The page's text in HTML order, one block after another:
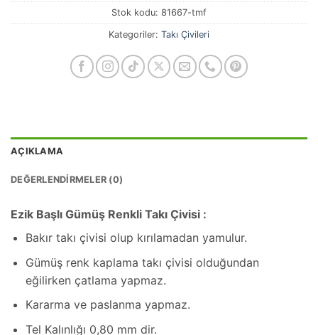
Stok kodu: 81667-tmf
Kategoriler: Takı Çivileri
AÇIKLAMA
DEĞERLENDIRMELER (0)
Ezik Başlı Gümüş Renkli Takı Çivisi :
Bakır takı çivisi olup kırılamadan yamulur.
Gümüş renk kaplama takı çivisi olduğundan
eğilirken çatlama yapmaz.
Kararma ve paslanma yapmaz.
Tel Kalınlığı 0,80 mm dir.